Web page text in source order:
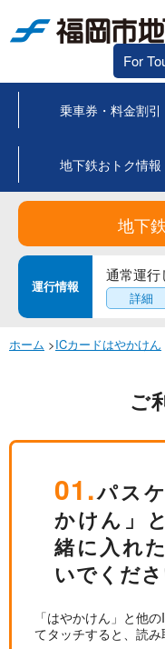
For
乗車券・料金割引
地下鉄おトク情報
地下
運行情報
通常運行
詳細
ホーム >ICカードはやかけん
ご
01.パス
かけん」
緒に入れ
いでくださ
「はやかけん」と他
てタッチすると、読み